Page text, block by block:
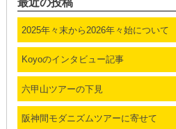
最近の投稿
2025年々末から2026年々始について
Koyoのインタビュー記事
六甲山ツアーの下見
阪神間モダニズムツアーに寄せて